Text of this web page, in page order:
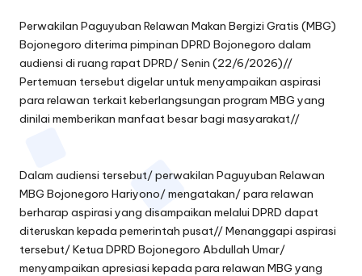
Perwakilan Paguyuban Relawan Makan Bergizi Gratis (MBG)
Bojonegoro diterima pimpinan DPRD Bojonegoro dalam
audiensi di ruang rapat DPRD/ Senin (22/6/2026)//
Pertemuan tersebut digelar untuk menyampaikan aspirasi
para relawan terkait keberlangsungan program MBG yang
dinilai memberikan manfaat besar bagi masyarakat//
Dalam audiensi tersebut/ perwakilan Paguyuban Relawan
MBG Bojonegoro Hariyono/ mengatakan/ para relawan
berharap aspirasi yang disampaikan melalui DPRD dapat
diteruskan kepada pemerintah pusat// Menanggapi aspirasi
tersebut/ Ketua DPRD Bojonegoro Abdullah Umar/
menyampaikan apresiasi kepada para relawan MBG yang